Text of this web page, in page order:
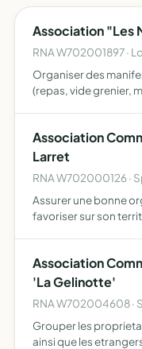
Association "Les
RNA W702001897 ·
Organiser des
(repas, vide grenier,
Association
Larret
RNA W702000126 ·
Assurer une bonne
favoriser sur son
cynégétiqu…
Association
'La Gelinotte'
RNA W702004608 ·
Grouper les
ainsi que les